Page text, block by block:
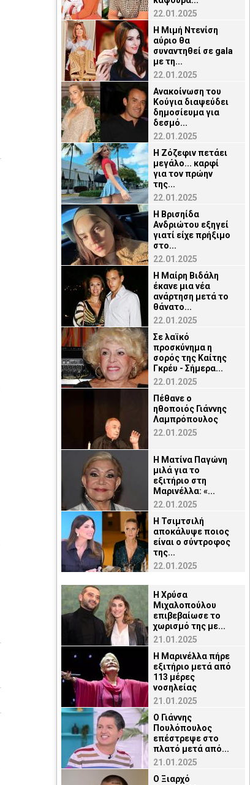
22.01.2025
Η Μιμή Ντενίση
αύριο θα
συναντηθεί σε gala
με τη...
22.01.2025
Ανακοίνωση του
Κούγια διαψεύδει
δημοσίευμα για
δεσμό...
22.01.2025
Η Ζόζεφιν πετάει
μεγάλο... καρφί
για τον πρώην
της...
22.01.2025
Η Βρισηίδα
Ανδριώτου εξηγεί
γιατί είχε πρήξιμο
στο...
22.01.2025
Η Μαίρη Βιδάλη
έκανε μια νέα
ανάρτηση μετά το
θάνατο...
22.01.2025
Σε λαϊκό
προσκύνημα η
σορός της Καίτης
Γκρέυ - Σήμερα...
22.01.2025
Πέθανε ο
ηθοποιός Γιάννης
Λαμπρόπουλος
22.01.2025
Η Ματίνα Παγώνη
μιλά για το
εξιτήριο στη
Μαρινέλλα: «...
22.01.2025
Η Τσιμτσιλή
αποκάλυψε ποιος
είναι ο σύντροφος
της...
22.01.2025
Η Χρύσα
Μιχαλοπούλου
επιβεβαίωσε το
χωρισμό της με...
21.01.2025
Η Μαρινέλλα πήρε
εξιτήριο μετά από
113 μέρες
νοσηλείας
21.01.2025
O Γιάννης
Πουλόπουλος
επέστρεψε στο
πλατό μετά από...
21.01.2025
Ο Ξιαρχό